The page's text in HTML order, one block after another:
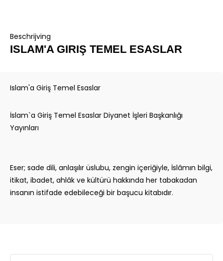
Beschrijving
ISLAM'A GIRIŞ TEMEL ESASLAR
Islam'a Giriş Temel Esaslar
İslam`a Giriş Temel Esaslar Diyanet İşleri Başkanlığı
Yayınları
Eser; sade dili, anlaşılır üslubu, zengin içeriğiyle, İslâmın bilgi,
itikat, ibadet, ahlâk ve kültürü hakkında her tabakadan
insanın istifade edebileceği bir başucu kitabıdır.